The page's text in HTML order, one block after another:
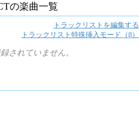
の楽曲一覧
トラックリストを編集する
トラックリスト特殊挿入モード（β）
されていません。